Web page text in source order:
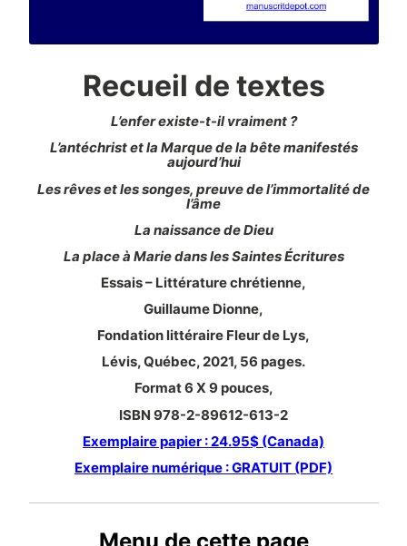
Recueil de textes
L’enfer existe-t-il vraiment ?
L’antéchrist et la Marque de la bête manifestés
aujourd’hui
Les rêves et les songes, preuve de l’immortalité de
l’âme
La naissance de Dieu
La place à Marie dans les Saintes Écritures
Essais – Littérature chrétienne,
Guillaume Dionne,
Fondation littéraire Fleur de Lys,
Lévis, Québec, 2021, 56 pages.
Format 6 X 9 pouces,
ISBN 978-2-89612-613-2
Exemplaire papier : 24.95$ (Canada)
Exemplaire numérique : GRATUIT (PDF)